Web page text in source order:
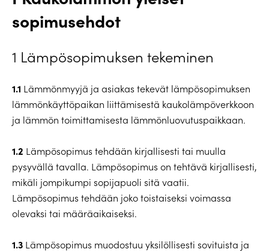
sopimusehdot
1 Lämpösopimuksen tekeminen
1.1 Lämmönmyyjä ja asiakas tekevät lämpösopimuksen
lämmönkäyttöpaikan liittämisestä kaukolämpöverkkoon
ja lämmön toimittamisesta lämmönluovutuspaikkaan.
1.2 Lämpösopimus tehdään kirjallisesti tai muulla
pysyvällä tavalla. Lämpösopimus on tehtävä kirjallisesti,
mikäli jompikumpi sopijapuoli sitä vaatii.
Lämpösopimus tehdään joko toistaiseksi voimassa
olevaksi tai määräaikaiseksi.
1.3 Lämpösopimus muodostuu yksilöllisesti sovituista ja